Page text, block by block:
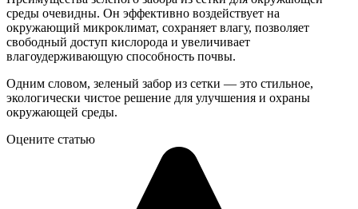
среды очевидны. Он эффективно воздействует на
окружающий микроклимат, сохраняет влагу, позволяет
свободный доступ кислорода и увеличивает
влагоудерживающую способность почвы.
Одним словом, зеленый забор из сетки — это стильное,
экологически чистое решение для улучшения и охраны
окружающей среды.
Оцените статью